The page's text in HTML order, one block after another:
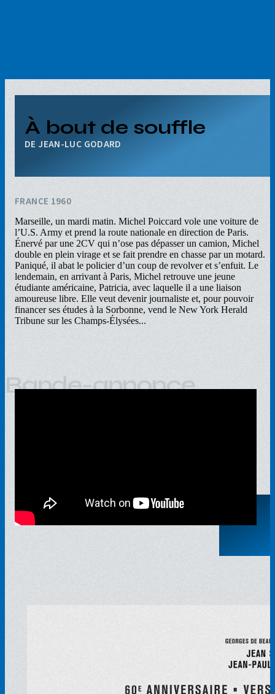
À bout de souffle
JEAN-LUC GODARD
FRANCE 1960
Marseille, un mardi matin. Michel Poiccard vole une voiture de
l’U.S. Army et prend la route nationale en direction de Paris.
Énervé par une 2CV qui n’ose pas dépasser un camion, Michel
double en plein virage et se fait prendre en chasse par un motard.
Paniqué, il abat le policier d’un coup de revolver et s’enfuit. Le
lendemain, en arrivant à Paris, Michel retrouve une jeune
étudiante américaine, Patricia, avec laquelle il a une liaison
amoureuse libre. Elle veut devenir journaliste et, pour pouvoir
financer ses études à la Sorbonne, vend le New York Herald
Tribune sur les Champs-Élysées...
Bande-annonce